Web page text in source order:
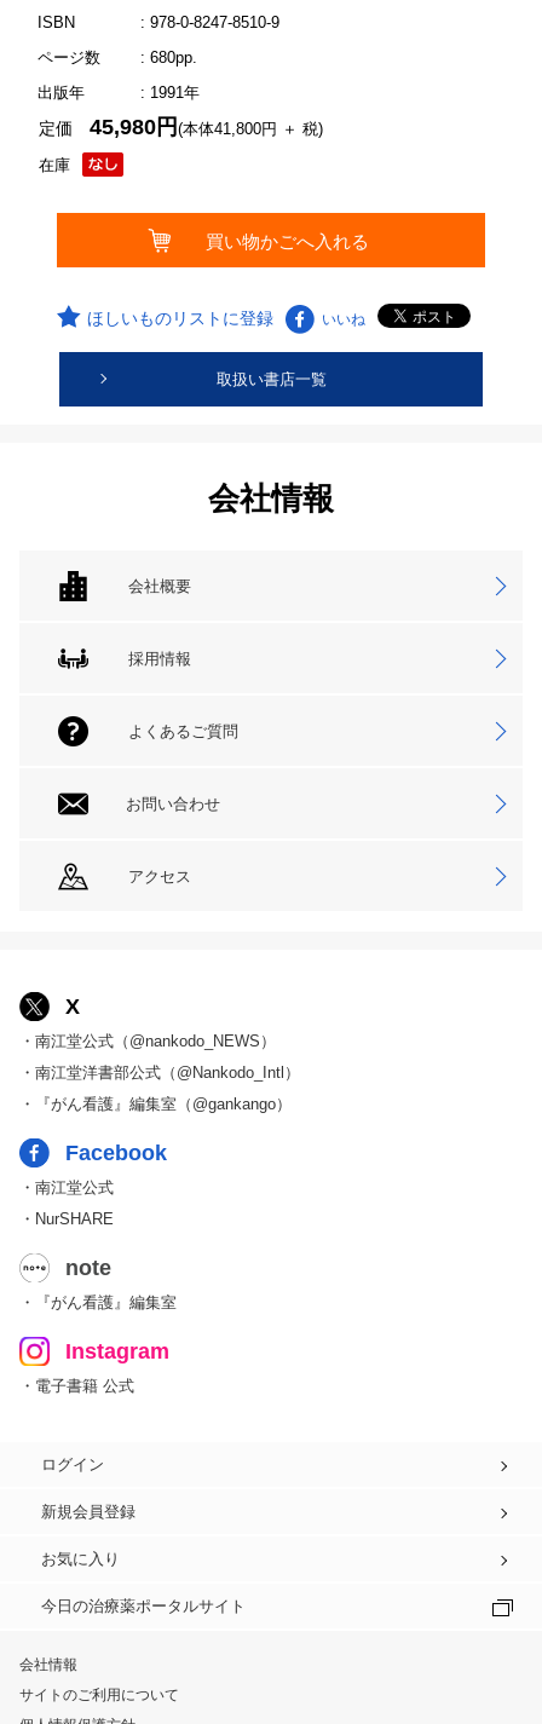
ISBN
: 978-0-8247-8510-9
ページ数
: 680pp.
出版年
: 1991年
在庫
定価45,980円(本体41,800円 ＋ 税)
ほしいものリストに登録 いいね
取扱い書店一覧
会社情報
会社概要
採用情報
よくあるご質問
お問い合わせ
アクセス
X
・南江堂公式（@nankodo_NEWS）
・南江堂洋書部公式（@Nankodo_Intl）
・『がん看護』編集室（@gankango）
Facebook
・南江堂公式
・NurSHARE
note
・『がん看護』編集室
Instagram
・電子書籍 公式
ログイン
新規会員登録
お気に入り
今日の治療薬ポータルサイト
会社情報
サイトのご利用について